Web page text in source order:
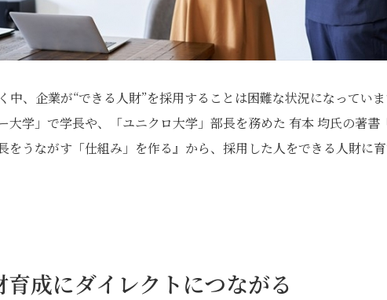
中、企業が“できる人財”を採用することは困難な状況になってい
大学」で学長や、「ユニクロ大学」部長を務めた 有本 均氏の著
うながす「仕組み」を作る』から、採用した人をできる人財に育
成にダイレクトにつながる